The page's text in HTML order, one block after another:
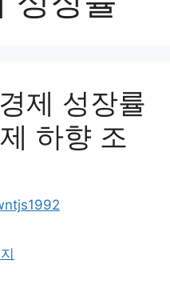
제 성장률
하향 조